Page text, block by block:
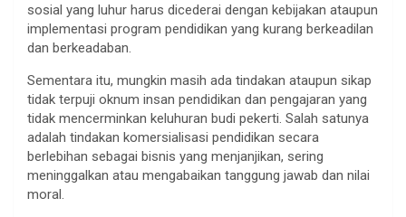
sosial yang luhur harus dicederai dengan kebijakan ataupun
implementasi program pendidikan yang kurang berkeadilan
dan berkeadaban.
Sementara itu, mungkin masih ada tindakan ataupun sikap
tidak terpuji oknum insan pendidikan dan pengajaran yang
tidak mencerminkan keluhuran budi pekerti. Salah satunya
adalah tindakan komersialisasi pendidikan secara
berlebihan sebagai bisnis yang menjanjikan, sering
meninggalkan atau mengabaikan tanggung jawab dan nilai
moral.